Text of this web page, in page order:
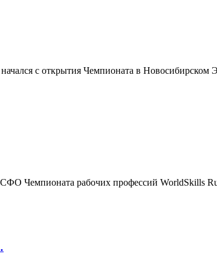
с открытия Чемпионата в
Чемпионата рабочих профессий WorldSkills